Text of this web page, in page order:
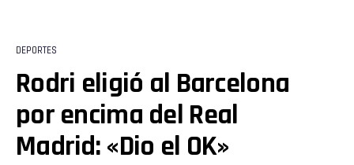
DEPORTES
Rodri eligió al Barcelona
por encima del Real
Madrid: «Dio el OK»